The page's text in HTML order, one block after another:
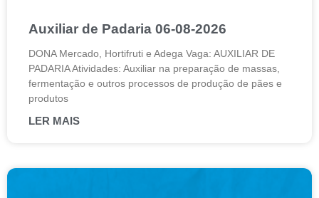
Auxiliar de Padaria 06-08-2026
DONA Mercado, Hortifruti e Adega Vaga: AUXILIAR DE
PADARIA Atividades: Auxiliar na preparação de massas,
fermentação e outros processos de produção de pães e
produtos
LER MAIS